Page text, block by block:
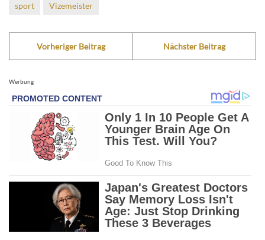
sport
Vizemeister
Vorheriger Beitrag Nächster Beitrag
Werbung